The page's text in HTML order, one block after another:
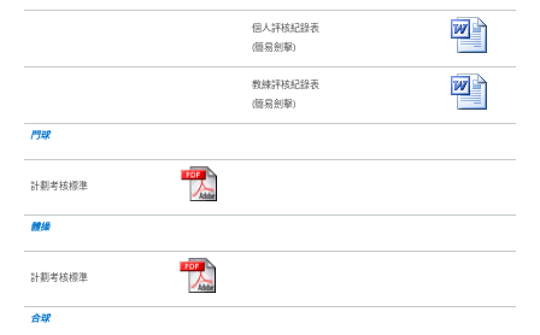
個人評核紀錄表
(簡易劍擊)
教練評核紀錄表
(簡易劍擊)
門球
計劃考核標準
體操
計劃考核標準
合球